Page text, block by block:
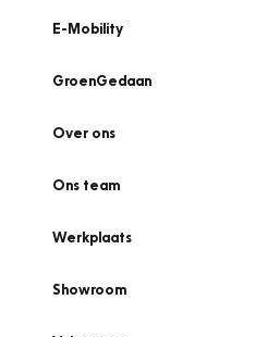
E-Mobility
GroenGedaan
Over ons
Ons team
Werkplaats
Showroom